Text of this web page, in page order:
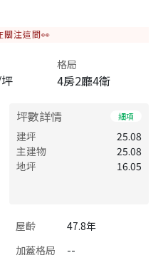
關注這間👀
格局
4房2廳4衛
坪數詳情 細項
建坪
25.08
主建物
25.08
地坪
16.05
屋齡
47.8年
加蓋格局
--